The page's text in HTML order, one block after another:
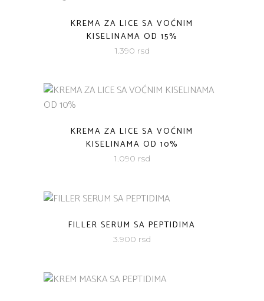
KREMA ZA LICE SA VOĆNIM
KISELINAMA OD 15%
1.390 rsd
KREMA ZA LICE SA VOĆNIM
KISELINAMA OD 10%
1.090 rsd
FILLER SERUM SA PEPTIDIMA
3.900 rsd